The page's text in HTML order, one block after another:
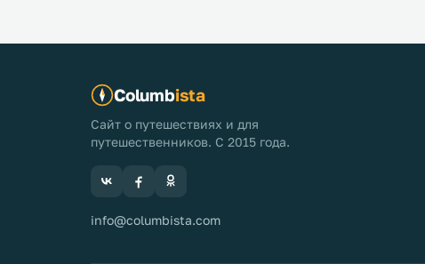
Columbista
Сайт о путешествиях и для
путешественников. С 2015 года.
info@columbista.com